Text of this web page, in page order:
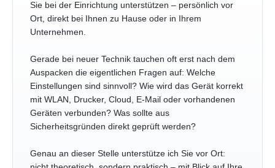
Sie bei der Einrichtung unterstützen – persönlich vor
Ort, direkt bei Ihnen zu Hause oder in Ihrem
Unternehmen.
Gerade bei neuer Technik tauchen oft erst nach dem
Auspacken die eigentlichen Fragen auf: Welche
Einstellungen sind sinnvoll? Wie wird das Gerät korrekt
mit WLAN, Drucker, Cloud, E-Mail oder vorhandenen
Geräten verbunden? Was sollte aus
Sicherheitsgründen direkt geprüft werden?
Genau an dieser Stelle unterstütze ich Sie vor Ort: